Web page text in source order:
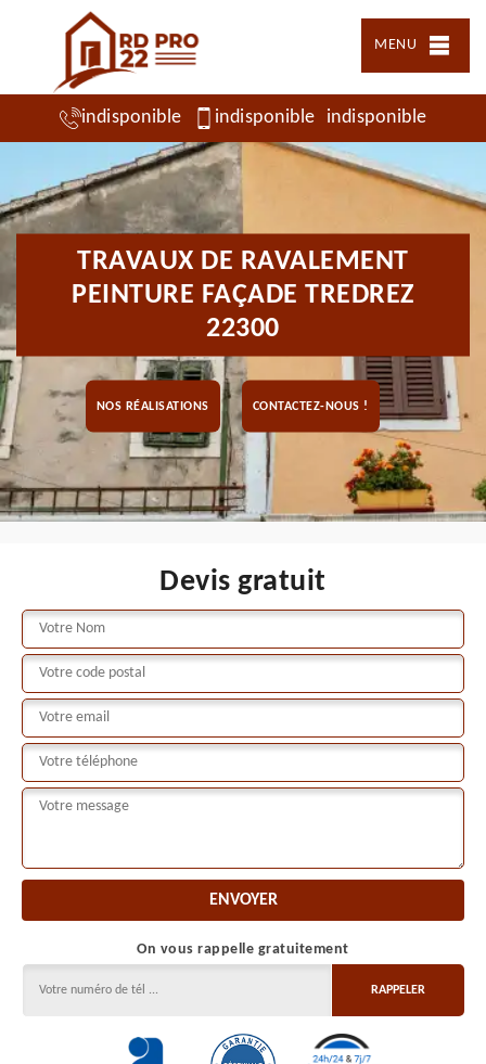
MENU
indisponible indisponible indisponible
TRAVAUX DE RAVALEMENT
PEINTURE FAÇADE TREDREZ
22300
NOS RÉALISATIONS CONTACTEZ-NOUS !
Devis gratuit
On vous rappelle gratuitement